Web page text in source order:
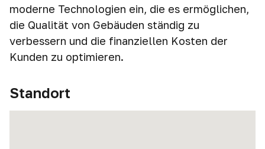
moderne Technologien ein, die es ermöglichen,
die Qualität von Gebäuden ständig zu
verbessern und die finanziellen Kosten der
Kunden zu optimieren.
Standort